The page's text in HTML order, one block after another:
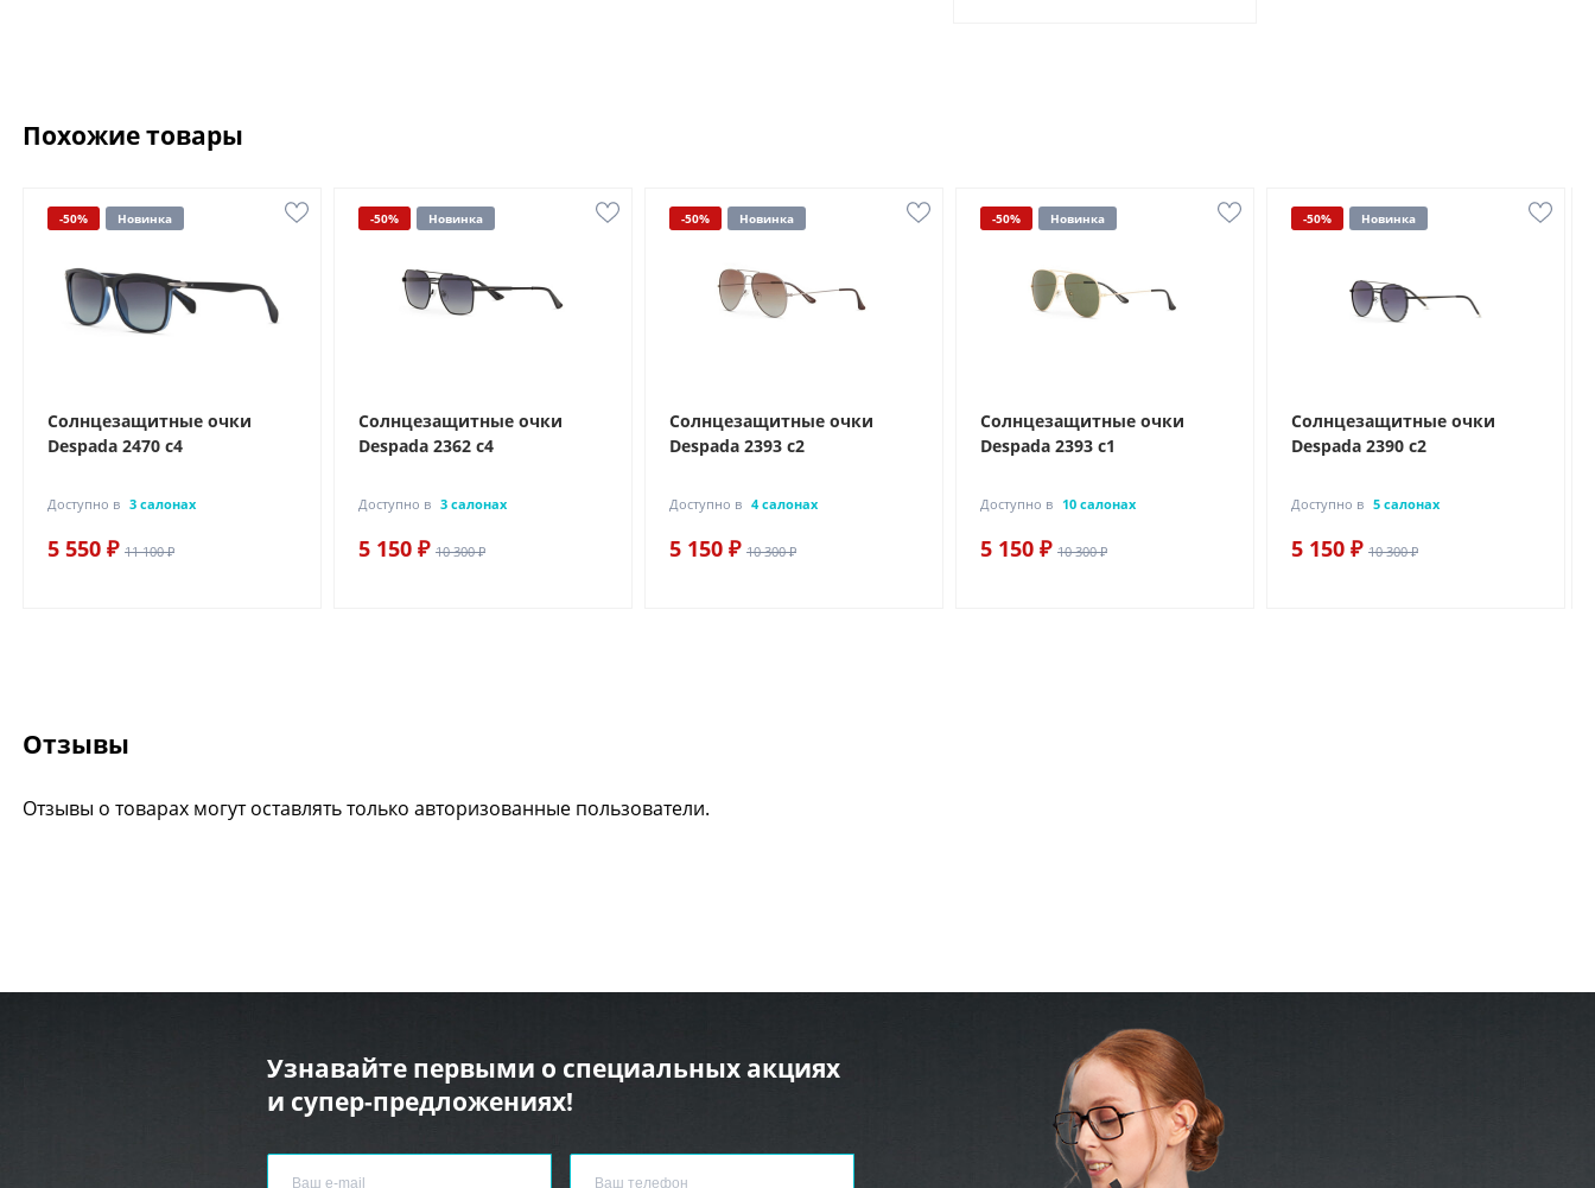
Похожие товары
-50% Новинка
Солнцезащитные очки
Despada 2470 с4
Доступно в 3 салонах
5 550 ₽ 11 100 ₽
-50% Новинка
Солнцезащитные очки
Despada 2362 с4
Доступно в 3 салонах
5 150 ₽ 10 300 ₽
-50% Новинка
Солнцезащитные очки
Despada 2393 с2
Доступно в 4 салонах
5 150 ₽ 10 300 ₽
-50% Новинка
Солнцезащитные очки
Despada 2393 с1
Доступно в 10 салонах
5 150 ₽ 10 300 ₽
-50% Новинка
Солнцезащитные очки
Despada 2390 с2
Доступно в 5 салонах
5 150 ₽ 10 300 ₽
Отзывы
Отзывы о товарах могут оставлять только авторизованные пользователи.
Узнавайте первыми о специальных акциях
и супер-предложениях!